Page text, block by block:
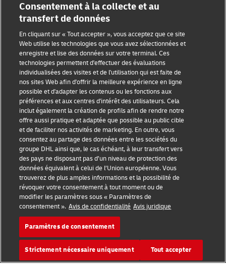
Sensibilisation à la fraude
Mention légale
Conditions d’utilisation
Avis de confidentialité
Accessibilité
Informations complémentaires
Paramètres des cookies
Suivez-nous
2026 © - all rights reserved
Consentement à la collecte et au
transfert de données
En cliquant sur « Tout accepter », vous acceptez que ce site
Web utilise les technologies que vous avez sélectionnées et
enregistre et lise des données sur votre terminal. Ces
technologies permettent d'effectuer des évaluations
individualisées des visites et de l'utilisation qui est faite de
nos sites Web afin d'offrir la meilleure expérience en ligne
possible et d'adapter les contenus ou les fonctions aux
préférences et aux centres d'intérêt des utilisateurs. Cela
inclut également la création de profils afin de rendre notre
offre aussi pratique et adaptée que possible au public cible
et de faciliter nos activités de marketing. En outre, vous
consentez au partage des données entre les sociétés du
groupe DHL ainsi que, le cas échéant, à leur transfert vers
des pays ne disposant pas d’un niveau de protection des
données équivalent à celui de l’Union européenne. Vous
trouverez de plus amples informations et la possibilité de
révoquer votre consentement à tout moment ou de
modifier les paramètres sous « Paramètres de
consentement ». Avis de confidentialité Avis juridique
Paramètres de consentement
Strictement nécessaire uniquement Tout accepter